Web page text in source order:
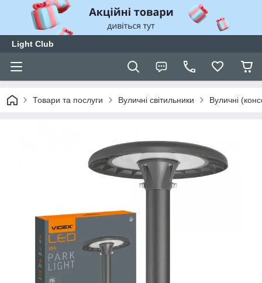
Light Club
Товари та послуги Вуличні світильники Вуличні